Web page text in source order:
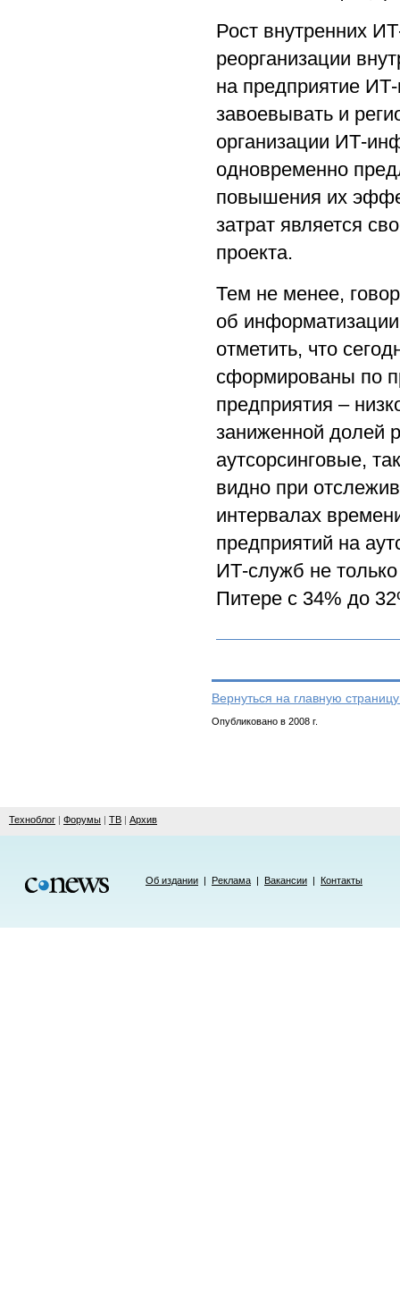
Рост внутренних
реорганизации
на предприятие
завоевывать и
организации ИТ-
одновременно
повышения их
затрат является
проекта.
Тем не менее,
об
отметить, что
сформированы по
предприятия –
заниженной долей
аутсорсинговые,
видно при
интервалах
предприятий на
ИТ-служб не
Питере с 34% до
Вернуться на главную
Опубликовано в 2008 г.
Техноблог | Форумы | ТВ | Архив
Об издании | Реклама | Вакансии | Контакты